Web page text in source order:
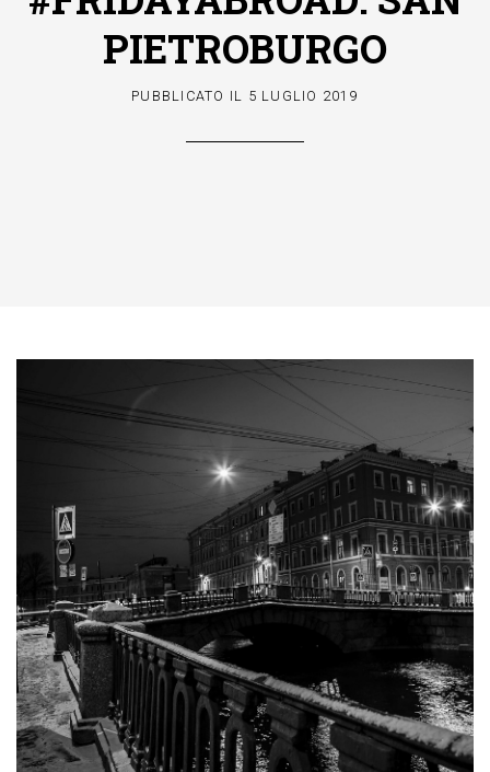
PIETROBURGO
PUBBLICATO IL 5 LUGLIO 2019